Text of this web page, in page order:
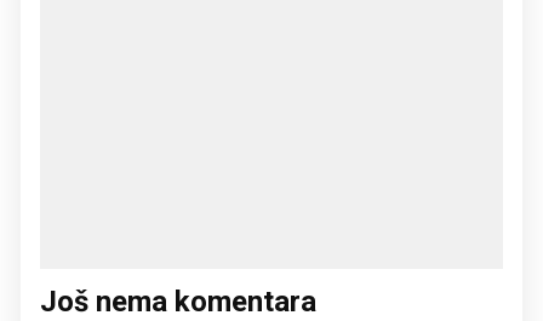
Još nema komentara